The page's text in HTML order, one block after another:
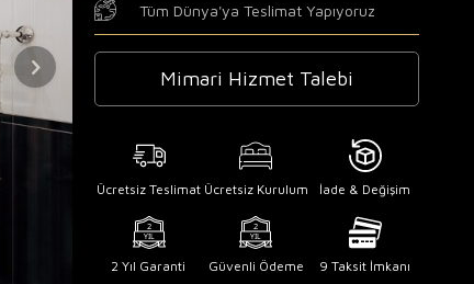
Tüm Dünya'ya Teslimat Yapıyoruz
Mimari Hizmet Talebi
Ücretsiz Teslimat Ücretsiz Kurulum İade & Değişim
2 Yıl Garanti Güvenli Ödeme 9 Taksit İmkanı